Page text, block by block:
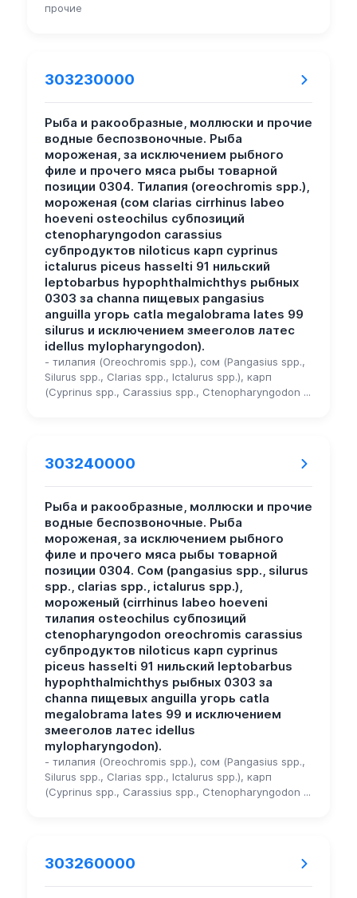
прочие
303230000
Рыба и ракообразные, моллюски и прочие
водные беспозвоночные. Рыба
мороженая, за исключением рыбного
филе и прочего мяса рыбы товарной
позиции 0304. Тилапия (oreochromis spp.),
мороженая (сом clarias cirrhinus labeo
hoeveni osteochilus субпозиций
ctenopharyngodon carassius
субпродуктов niloticus карп cyprinus
ictalurus piceus hasselti 91 нильский
leptobarbus hypophthalmichthys рыбных
0303 за channa пищевых pangasius
anguilla угорь catla megalobrama lates 99
silurus и исключением змееголов латес
idellus mylopharyngodon).
- тилапия (Oreochromis spp.), сом (Pangasius spp.,
Silurus spp., Clarias spp., Ictalurus spp.), карп
(Cyprinus spp., Carassius spp., Ctenopharyngodon ...
303240000
Рыба и ракообразные, моллюски и прочие
водные беспозвоночные. Рыба
мороженая, за исключением рыбного
филе и прочего мяса рыбы товарной
позиции 0304. Сом (pangasius spp., silurus
spp., clarias spp., ictalurus spp.),
мороженый (cirrhinus labeo hoeveni
тилапия osteochilus субпозиций
ctenopharyngodon oreochromis carassius
субпродуктов niloticus карп cyprinus
piceus hasselti 91 нильский leptobarbus
hypophthalmichthys рыбных 0303 за
channa пищевых anguilla угорь catla
megalobrama lates 99 и исключением
змееголов латес idellus
mylopharyngodon).
- тилапия (Oreochromis spp.), сом (Pangasius spp.,
Silurus spp., Clarias spp., Ictalurus spp.), карп
(Cyprinus spp., Carassius spp., Ctenopharyngodon ...
303260000